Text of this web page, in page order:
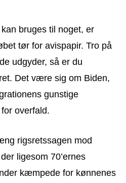
bruges til noget, er
tør for avispapir. Tro på
udgyder, så er du
Det være sig om Biden,
gunstige
overfald.
rigsretssagen mod
ligesom 70’ernes
kæmpede for kønnenes